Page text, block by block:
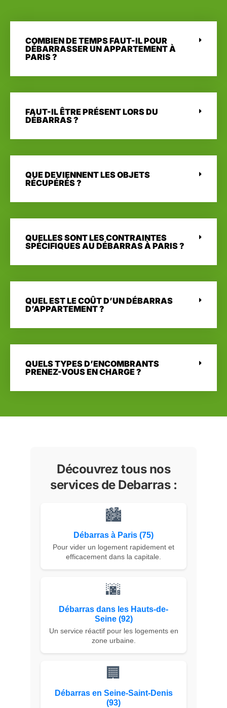
COMBIEN DE TEMPS FAUT-IL POUR
DÉBARRASSER UN APPARTEMENT À
PARIS ?
FAUT-IL ÊTRE PRÉSENT LORS DU
DÉBARRAS ?
QUE DEVIENNENT LES OBJETS
RÉCUPÉRÉS ?
QUELLES SONT LES CONTRAINTES
SPÉCIFIQUES AU DÉBARRAS À PARIS ?
QUEL EST LE COÛT D’UN DÉBARRAS
D’APPARTEMENT ?
QUELS TYPES D’ENCOMBRANTS
PRENEZ-VOUS EN CHARGE ?
Découvrez tous nos
services de Debarras :
🏙️
Débarras à Paris (75)
Pour vider un logement rapidement et
efficacement dans la capitale.
🌆
Débarras dans les Hauts-de-
Seine (92)
Un service réactif pour les logements en
zone urbaine.
🏢
Débarras en Seine-Saint-Denis
(93)